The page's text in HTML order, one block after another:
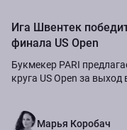
Ига Швентек
финала US Open
Букмекер PARI
круга US Open за выход
Марья Коробач